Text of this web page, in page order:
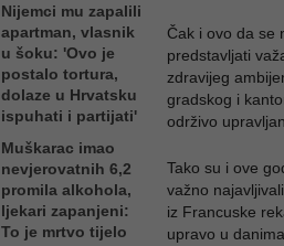
Nijemci mu zapalili
apartman, vlasnik
u šoku: 'Ovo je
postalo tortura,
dolaze u Hrvatsku
ispuhati i partijati'
Muškarac imao
nevjerovatnih 6,2
promila alkohola,
ljekari zapanjeni:
To je mrtvo tijelo
Čak i ovo da se
predstavljati
zdravijeg
gradskog i
održivo
Tako su i ove
važno
iz Francuske
upravo u